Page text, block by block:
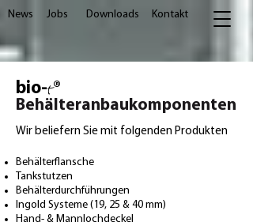
News Jobs Downloads Kontakt
bio-t®
Behälteranbaukomponenten
Wir beliefern Sie mit folgenden Produkten
Behälterflansche
Tankstutzen
Behälterdurchführungen
Ingold Systeme (19, 25 & 40 mm)
Hand- & Mannlochdeckel